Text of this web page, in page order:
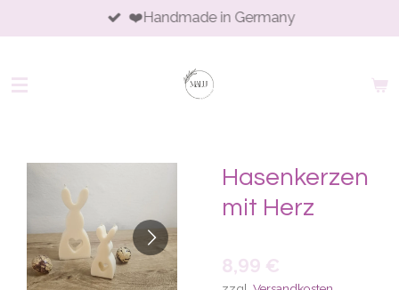
Hauptinhalt
❤️Handmade in Germany
Hasenkerzen
mit Herz
8,99 €